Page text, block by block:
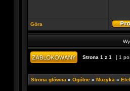
Góra
Strona 1 z 1 [ 1
Strona główna » Ogólne » Muzyka »